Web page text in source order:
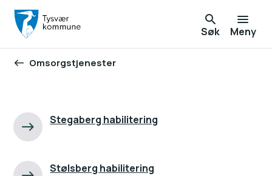
Søk Meny
Du er her:
Omsorgstjenester
Stegaberg habilitering
Stølsberg habilitering